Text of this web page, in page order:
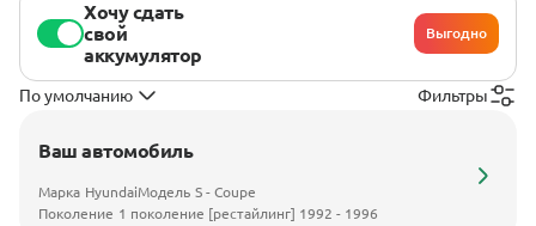
Хочу сдать
свой
аккумулятор
Выгодно
По умолчанию Фильтры
Ваш автомобиль
Марка HyundaiМодель S - Coupe
Поколение 1 поколение [рестайлинг] 1992 - 1996